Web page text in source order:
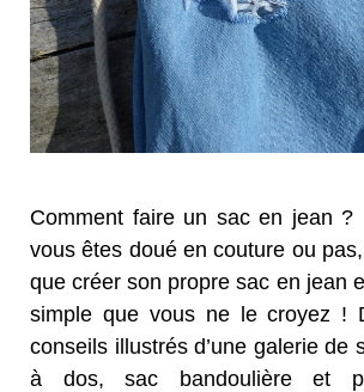
Comment faire un sac en jean ?
vous êtes doué en couture ou
que créer son propre sac en jean
simple que vous ne le croyez !
conseils illustrés d’une galerie de
à dos, sac bandoulière et